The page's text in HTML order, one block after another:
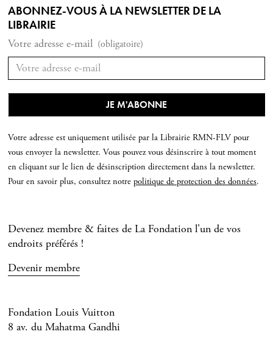
ABONNEZ-VOUS À LA NEWSLETTER DE LA
LIBRAIRIE
Votre adresse e-mail (obligatoire)
Votre adresse est uniquement utilisée par la Librairie RMN-FLV pour
vous envoyer la newsletter. Vous pouvez vous désinscrire à tout moment
en cliquant sur le lien de désinscription directement dans la newsletter.
Pour en savoir plus, consultez notre politique de protection des données.
Devenez membre & faites de La Fondation l'un de vos
endroits préférés !
Devenir membre
Fondation Louis Vuitton
8 av. du Mahatma Gandhi